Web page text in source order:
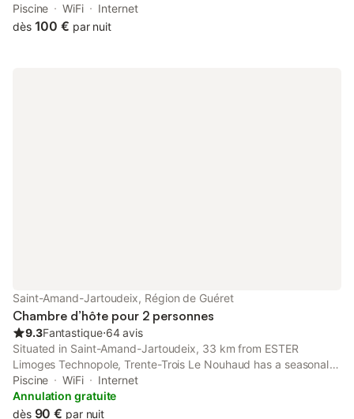
Porcelaine Golf Course. This property offers access to a terrace,
free private parking and free WiFi.
Piscine WiFi
Internet
dès 100 € par nuit
Saint-Amand-Jartoudeix, Région de Guéret
Chambre d’hôte pour 2 personnes
9.3Fantastique⋅64 avis
Situated in Saint-Amand-Jartoudeix, 33 km from ESTER
Limoges Technopole, Trente-Trois Le Nouhaud has a seasonal
outdoor swimming pool, parking on-site and rooms with free
WiFi access. The accommodation has a sauna and a hot tub.
Piscine WiFi
Internet
Annulation gratuite
dès 90 € par nuit